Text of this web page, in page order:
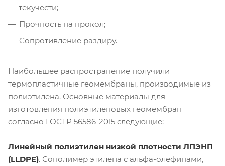
текучести;
Прочность на прокол;
Сопротивление раздиру.
Наибольшее распространение получили
термопластичные геомембраны, производимые из
полиэтилена. Основные материалы для
изготовления полиэтиленовых геомембран
согласно ГОСТР 56586-2015 следующие:
Линейный полиэтилен низкой плотности ЛПЭНП
(LLDPE). Сополимер этилена с альфа-олефинами,